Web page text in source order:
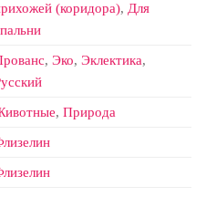
(коридора), Для
, Эко, Эклектика,
, Природа